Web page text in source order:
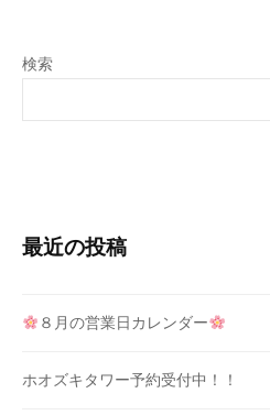
検索
最近の投稿
８月の営業日カレンダー
ホオズキタワー予約受付中！！